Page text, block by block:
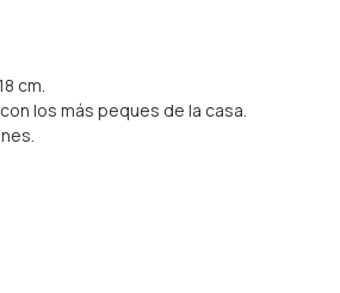
cm.
los más peques de la casa.